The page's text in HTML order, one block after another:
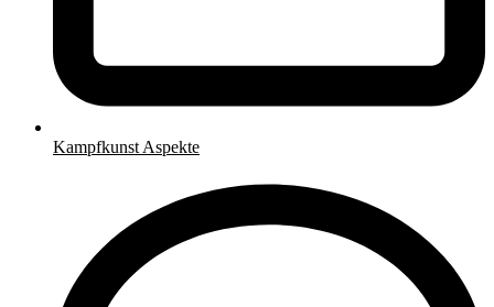
Kampfkunst Aspekte